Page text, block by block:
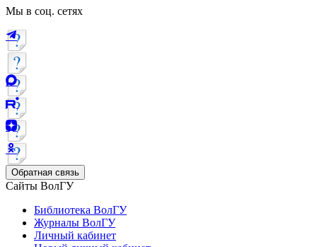
Мы в соц. сетях
Обратная связь
Сайты ВолГУ
Библиотека ВолГУ
Журналы ВолГУ
Личный кабинет